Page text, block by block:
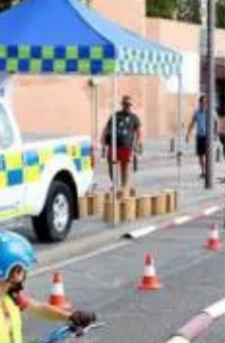
de obligado cumplimiento